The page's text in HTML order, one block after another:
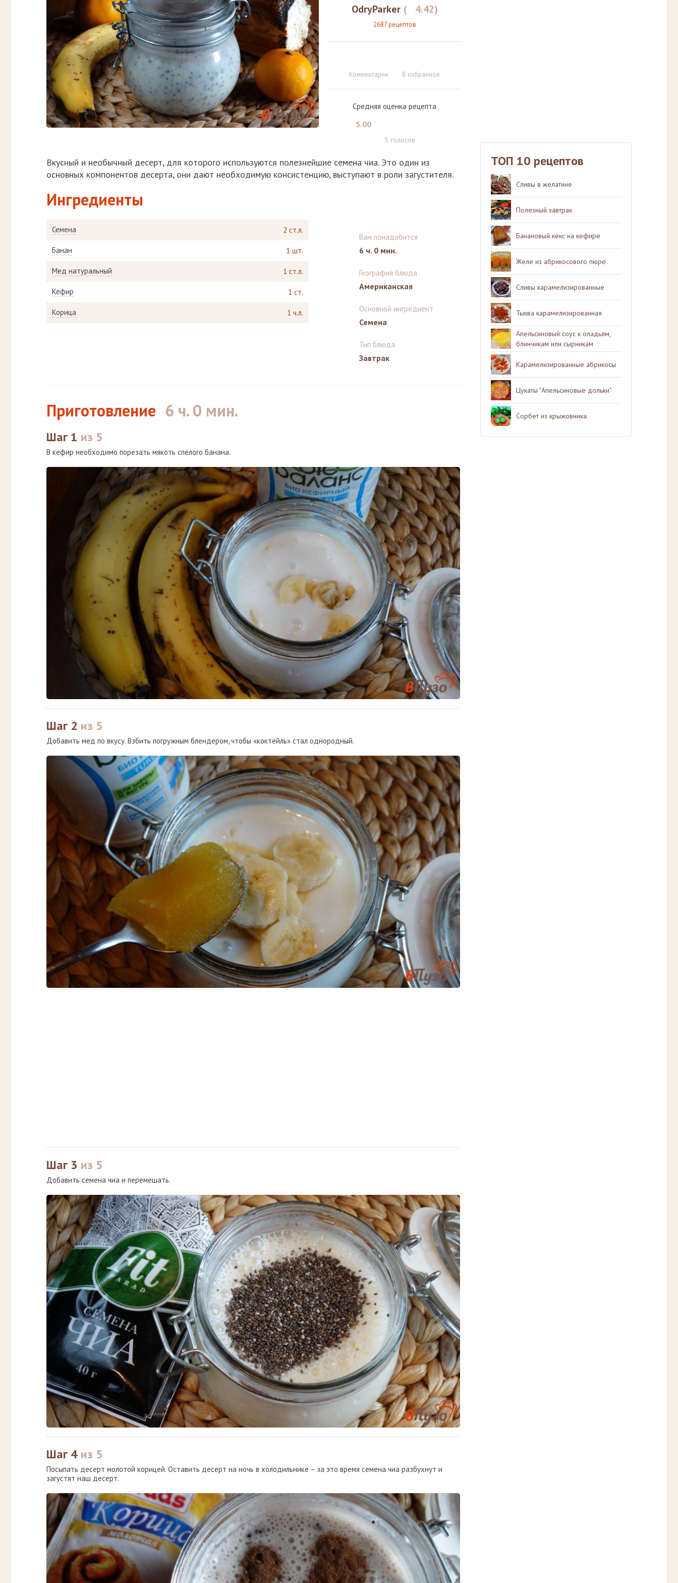
OdryParker ( 4.42)
2687 рецептов
Комментарии В избранное
Средняя оценка рецепта
5.00
5 голосов
Вкусный и необычный десерт, для которого используются полезнейшие семена чиа. Это один из
основных компонентов десерта, они дают необходимую консистенцию, выступают в роли загустителя.
Ингредиенты
Семена 2 ст.л.
Банан 1 шт.
Мед натуральный 1 ст.л.
Кефир 1 ст.
Корица 1 ч.л.
Вам понадобится
6 ч. 0 мин.
География блюда
Американская
Основной ингредиент
Семена
Тип блюда
Завтрак
Приготовление 6 ч. 0 мин.
Шаг 1 из 5
В кефир необходимо порезать мякоть спелого банана.
Шаг 2 из 5
Добавить мед по вкусу. Взбить погружным блендером, чтобы «коктейль» стал однородный.
Шаг 3 из 5
Добавить семена чиа и перемешать.
Шаг 4 из 5
Посыпать десерт молотой корицей. Оставить десерт на ночь в холодильнике – за это время семена чиа разбухнут и
загустят наш десерт.
ТОП 10 рецептов
Сливы в желатине
Полезный завтрак
Банановый кекс на кефире
Желе из абрикосового пюре
Сливы карамелизированные
Тыква карамелизированная
Апельсиновый соус к оладьям,
блинчикам или сырникам
Карамелизированные абрикосы
Цукаты "Апельсиновые дольки"
Сорбет из крыжовника.